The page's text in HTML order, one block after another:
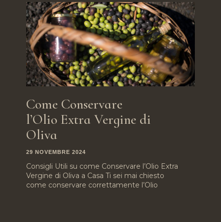
Come Conservare
l’Olio Extra Vergine di
Oliva
29 NOVEMBRE 2024
Consigli Utili su come Conservare l’Olio Extra
Vergine di Oliva a Casa Ti sei mai chiesto
come conservare correttamente l’Olio